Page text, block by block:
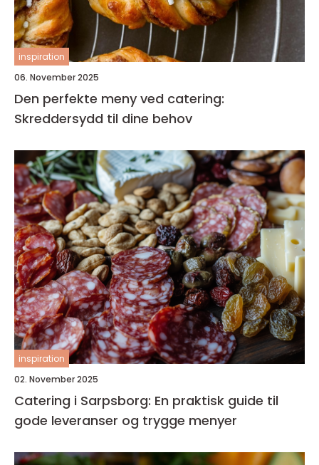
inspiration
06. November 2025
Den perfekte meny ved catering:
Skreddersydd til dine behov
inspiration
02. November 2025
Catering i Sarpsborg: En praktisk guide til
gode leveranser og trygge menyer